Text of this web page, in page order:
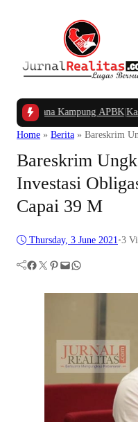
Dana Kampung APBK |Kasus
Home » Berita » Bareskrim
Bareskrim
Investasi
Capai 39 M
Thursday, 3 June 2021•3
Facebook Twitter Pinterest Mail WhatsApp